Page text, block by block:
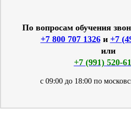
По вопросам обучения
+7 800 707 1326и +7
или
+7 (991) 520-
с 09:00 до 18:00 по